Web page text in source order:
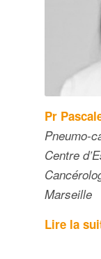
Pr
Pneumo-
Centre
Marseille
Lire la